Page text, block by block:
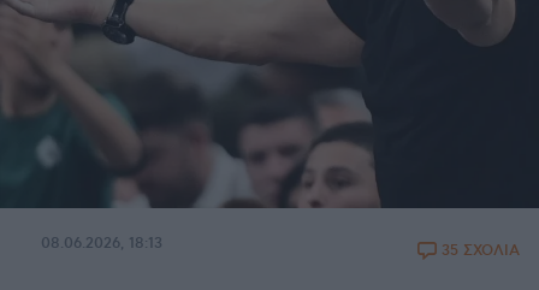
08.06.2026, 18:13 35 ΣΧΟΛΙΑ